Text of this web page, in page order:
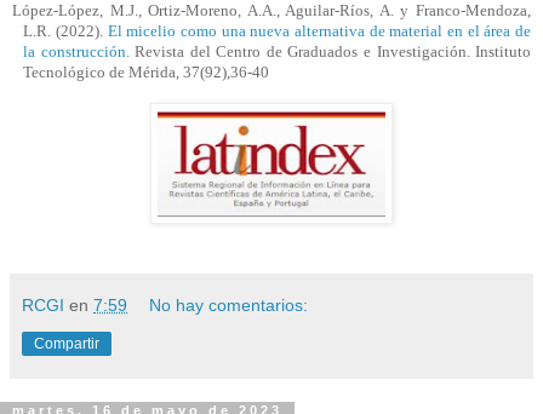
López-López, M.J., Ortiz-Moreno, A.A., Aguilar-Ríos, A. y Franco-Mendoza,
L.R. (2022). El micelio como una nueva alternativa de material en el área de
la construcción.Revista del Centro de Graduados e Investigación. Instituto
Tecnológico de Mérida, 37(92),36-40
RCGI en 7:59 No hay comentarios:
Compartir
martes, 16 de mayo de 2023